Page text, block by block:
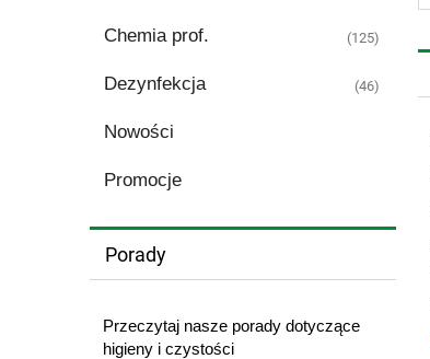
Chemia prof. (125)
Dezynfekcja (46)
Nowości
Promocje
Porady
Przeczytaj nasze porady dotyczące
higieny i czystości